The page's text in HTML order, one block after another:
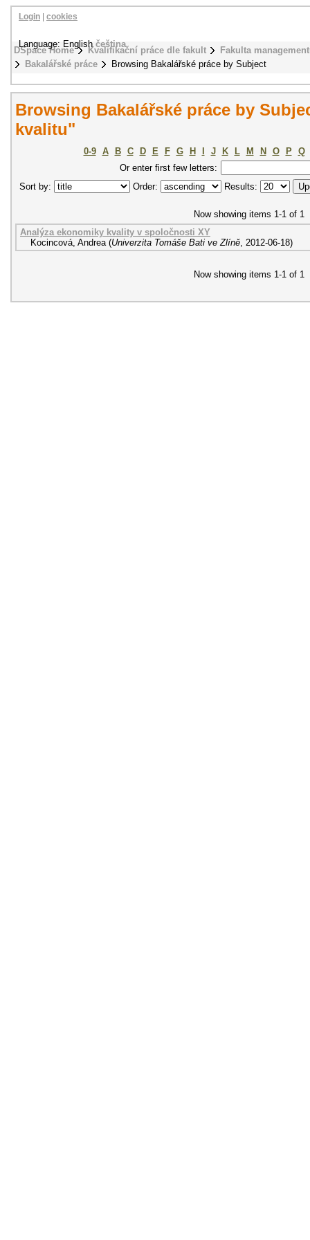
DSpace Home Kvalifikační práce dle fakult
Fakulta
Bakalářské práce
Browsing Bakalářské práce by Subject
Login cookies
Language: Englishčeština
Browsing Bakalářské práce by
kvalitu"
0-9 A B C D E F G H J K L M N O P
Q
Or enter first few letters:
Sort by:
Order: Results:
Now showing items 1-1 of 1
Analýza ekonomiky kvality v spoločnosti XY
Kocincová, Andrea (Univerzita Tomáše Bati ve Zlíně, 2012-06-18)
Now showing items 1-1 of 1